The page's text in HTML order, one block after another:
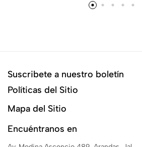
Suscribete a nuestro boletín
Políticas del Sitio
Mapa del Sitio
Encuéntranos en